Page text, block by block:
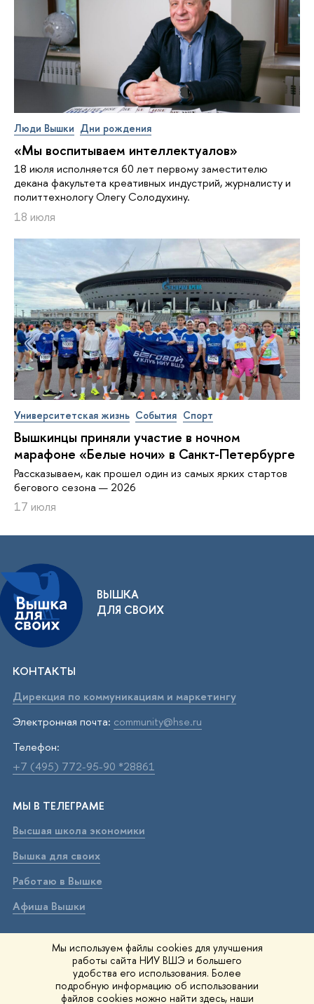
Мы используем файлы cookies для улучшения
работы сайта НИУ ВШЭ и большего
удобства его использования. Более
подробную информацию об использовании
файлов cookies можно найти здесь, наши
Люди Вышки Дни рождения
«Мы воспитываем интеллектуалов»
18 июля исполняется 60 лет первому заместителю
декана факультета креативных индустрий, журналисту и
политтехнологу Олегу Солодухину.
18 июля
Университетская жизнь События Спорт
Вышкинцы приняли участие в ночном
марафоне «Белые ночи» в Санкт-Петербурге
Рассказываем, как прошел один из самых ярких стартов
бегового сезона — 2026
17 июля
ВЫШКА
ДЛЯ СВОИХ
КОНТАКТЫ
Дирекция по коммуникациям и маркетингу
Электронная почта: community@hse.ru
Телефон:
+7 (495) 772-95-90 *28861
МЫ В ТЕЛЕГРАМЕ
Высшая школа экономики
Вышка для своих
Работаю в Вышке
Афиша Вышки
ВЫШКА В МАХ
Высшая школа экономики
Вышка для своих